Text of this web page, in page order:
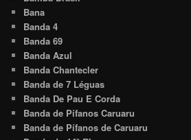
Bana
Banda 4
Banda 69
Banda Azul
Banda Chantecler
Banda de 7 Léguas
Banda De Pau E Corda
Banda de Pífanos Caruaru
Banda de Pífanos de Caruaru